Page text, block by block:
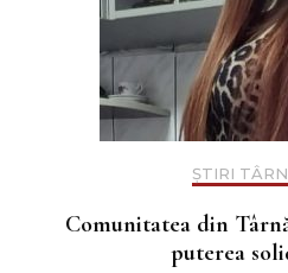
ȘTIRI
Comunitatea din
puterea